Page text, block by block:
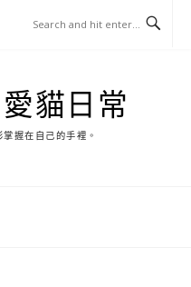
貓日常
握在自己的手裡。